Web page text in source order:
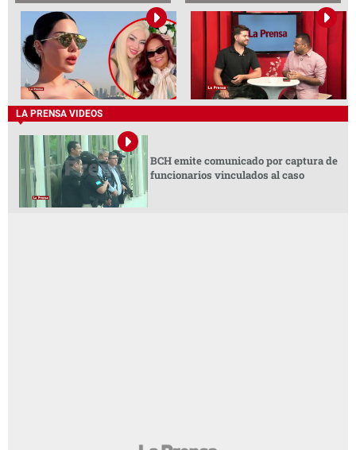
LA PRENSA VIDEOS
BCH emite comunicado por captura de
funcionarios vinculados al caso